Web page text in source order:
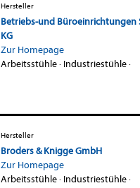
Hersteller
Betriebs-und Büroeinrichtungen
KG
Zur Homepage
Arbeitsstühle· Industriestühle·
Hersteller
Broders & Knigge GmbH
Zur Homepage
Arbeitsstühle· Industriestühle·